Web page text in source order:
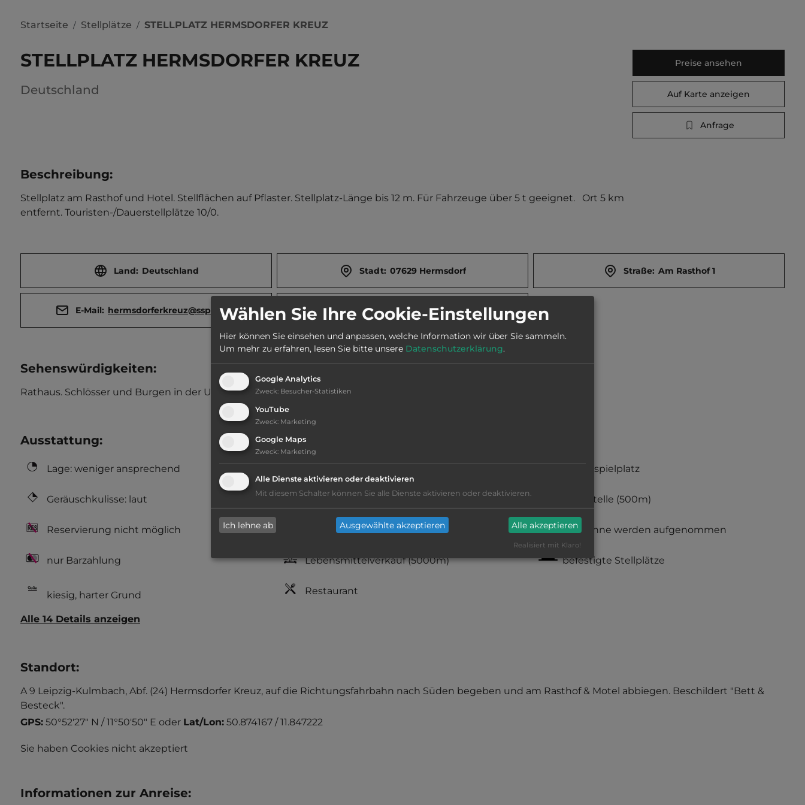
Startseite / Stellplätze / STELLPLATZ HERMSDORFER KREUZ
STELLPLATZ HERMSDORFER KREUZ
Deutschland
Preise ansehen
Auf Karte anzeigen
Anfrage
Beschreibung:
Stellplatz am Rasthof und Hotel. Stellflächen auf Pflaster. Stellplatz-Länge bis 12 m. Für Fahrzeuge über 5 t geeignet.   Ort 5 km
entfernt. Touristen-/Dauerstellplätze 10/0.
Land: Deutschland Stadt: 07629 Hermsdorf Straße: Am Rasthof 1
E-Mail: hermsdorferkreuz@ssp-ce.de Öffnungszeiten: Ganzjährig geöffnet
Sehenswürdigkeiten:
Rathaus. Schlösser und Burgen in der Umgebung.
Ausstattung:
Lage: weniger ansprechend
Geräuschkulisse: laut
Reservierung nicht möglich
nur Barzahlung
kiesig, harter Grund
Duschen mit Warmwasser
Funkinternet gratis
Lebensmittelverkauf(5000m)
Restaurant
Kinderspielplatz
Haltestelle (500m)
Gespanne werden aufgenommen
befestigte Stellplätze
Alle 14 Details anzeigen
Standort:
A 9 Leipzig-Kulmbach, Abf. (24) Hermsdorfer Kreuz, auf die Richtungsfahrbahn nach Süden begeben und am Rasthof & Motel abbiegen. Beschildert "Bett &
Besteck".
GPS: 50°52'27" N / 11°50'50" E oder Lat/Lon: 50.874167 / 11.847222
Sie haben Cookies nicht akzeptiert
Informationen zur Anreise:
Wählen Sie Ihre Cookie-Einstellungen
Hier können Sie einsehen und anpassen, welche Information wir über Sie sammeln.
Um mehr zu erfahren, lesen Sie bitte unsere Datenschutzerklärung.
Google Analytics
Zweck: Besucher-Statistiken
YouTube
Zweck: Marketing
Google Maps
Zweck: Marketing
Alle Dienste aktivieren oder deaktivieren
Mit diesem Schalter können Sie alle Dienste aktivieren oder deaktivieren.
Ich lehne ab Ausgewählte akzeptieren Alle akzeptieren
Realisiert mit Klaro!